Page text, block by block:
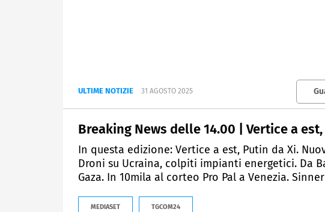
ULTIME NOTIZIE 31 AGOSTO 2025
Breaking News delle 14.00 | Vertice a
In questa edizione: Vertice a est, Putin da Xi.
Droni su Ucraina, colpiti impianti energetici. Da
Gaza. In 10mila al corteo Pro Pal a Venezia.
MEDIASET TGCOM24